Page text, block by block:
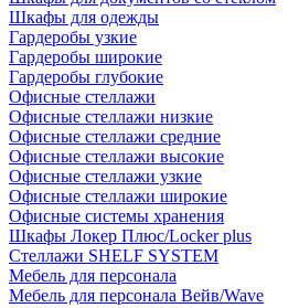
Шкафы для одежды
Гардеробы узкие
Гардеробы широкие
Гардеробы глубокие
Офисные стеллажи
Офисные стеллажи низкие
Офисные стеллажи средние
Офисные стеллажи высокие
Офисные стеллажи узкие
Офисные стеллажи широкие
Офисные системы хранения
Шкафы Локер Плюс/Locker plus
Стеллажи SHELF SYSTEM
Мебель для персонала
Мебель для персонала Вейв/Wave